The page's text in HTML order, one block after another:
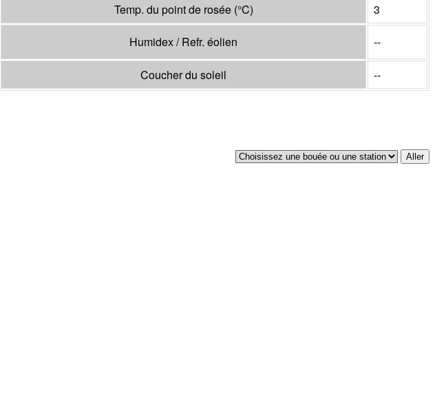
Temp. du point de rosée (°C) 3
Humidex / Refr. éolien --
Coucher du soleil --